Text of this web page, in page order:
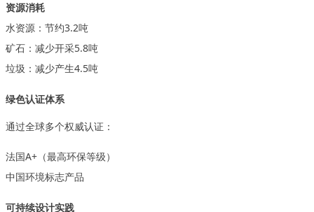
资源消耗
水资源：节约3.2吨
矿石：减少开采5.8吨
垃圾：减少产生4.5吨
绿色认证体系
通过全球多个权威认证：
法国A+（最高环保等级）
中国环境标志产品
可持续设计实践